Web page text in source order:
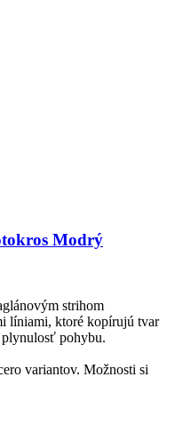
Modrý
strihom
líniami, ktoré kopírujú tvar
pohybu.
variantov. Možnosti si